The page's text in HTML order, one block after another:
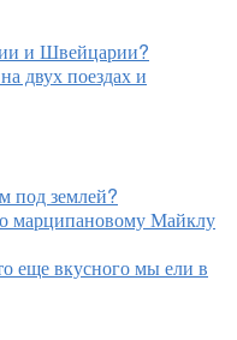
и Швейцарии?
двух поездах и
под землей?
марципановому Майклу
еще вкусного мы ели в